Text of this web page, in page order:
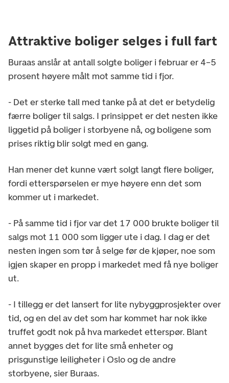
Attraktive boliger selges i full fart
Buraas anslår at antall solgte boliger i februar er 4–5
prosent høyere målt mot samme tid i fjor.
- Det er sterke tall med tanke på at det er betydelig
færre boliger til salgs. I prinsippet er det nesten ikke
liggetid på boliger i storbyene nå, og boligene som
prises riktig blir solgt med en gang.
Han mener det kunne vært solgt langt flere boliger,
fordi etterspørselen er mye høyere enn det som
kommer ut i markedet.
- På samme tid i fjor var det 17 000 brukte boliger til
salgs mot 11 000 som ligger ute i dag. I dag er det
nesten ingen som tør å selge før de kjøper, noe som
igjen skaper en propp i markedet med få nye boliger
ut.
- I tillegg er det lansert for lite nybyggprosjekter over
tid, og en del av det som har kommet har nok ikke
truffet godt nok på hva markedet etterspør. Blant
annet bygges det for lite små enheter og
prisgunstige leiligheter i Oslo og de andre
storbyene, sier Buraas.